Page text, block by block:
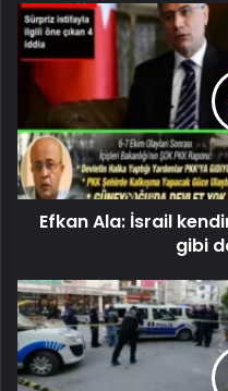
Efkan Ala: İsrail
gibi